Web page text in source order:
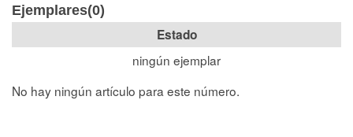
Ejemplares(0)
Estado
ningún ejemplar
No hay ningún artículo para este número.